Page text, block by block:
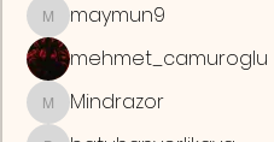
maymun9
maymun9
mehmet_camuroglu
Mindrazor
Mindrazor